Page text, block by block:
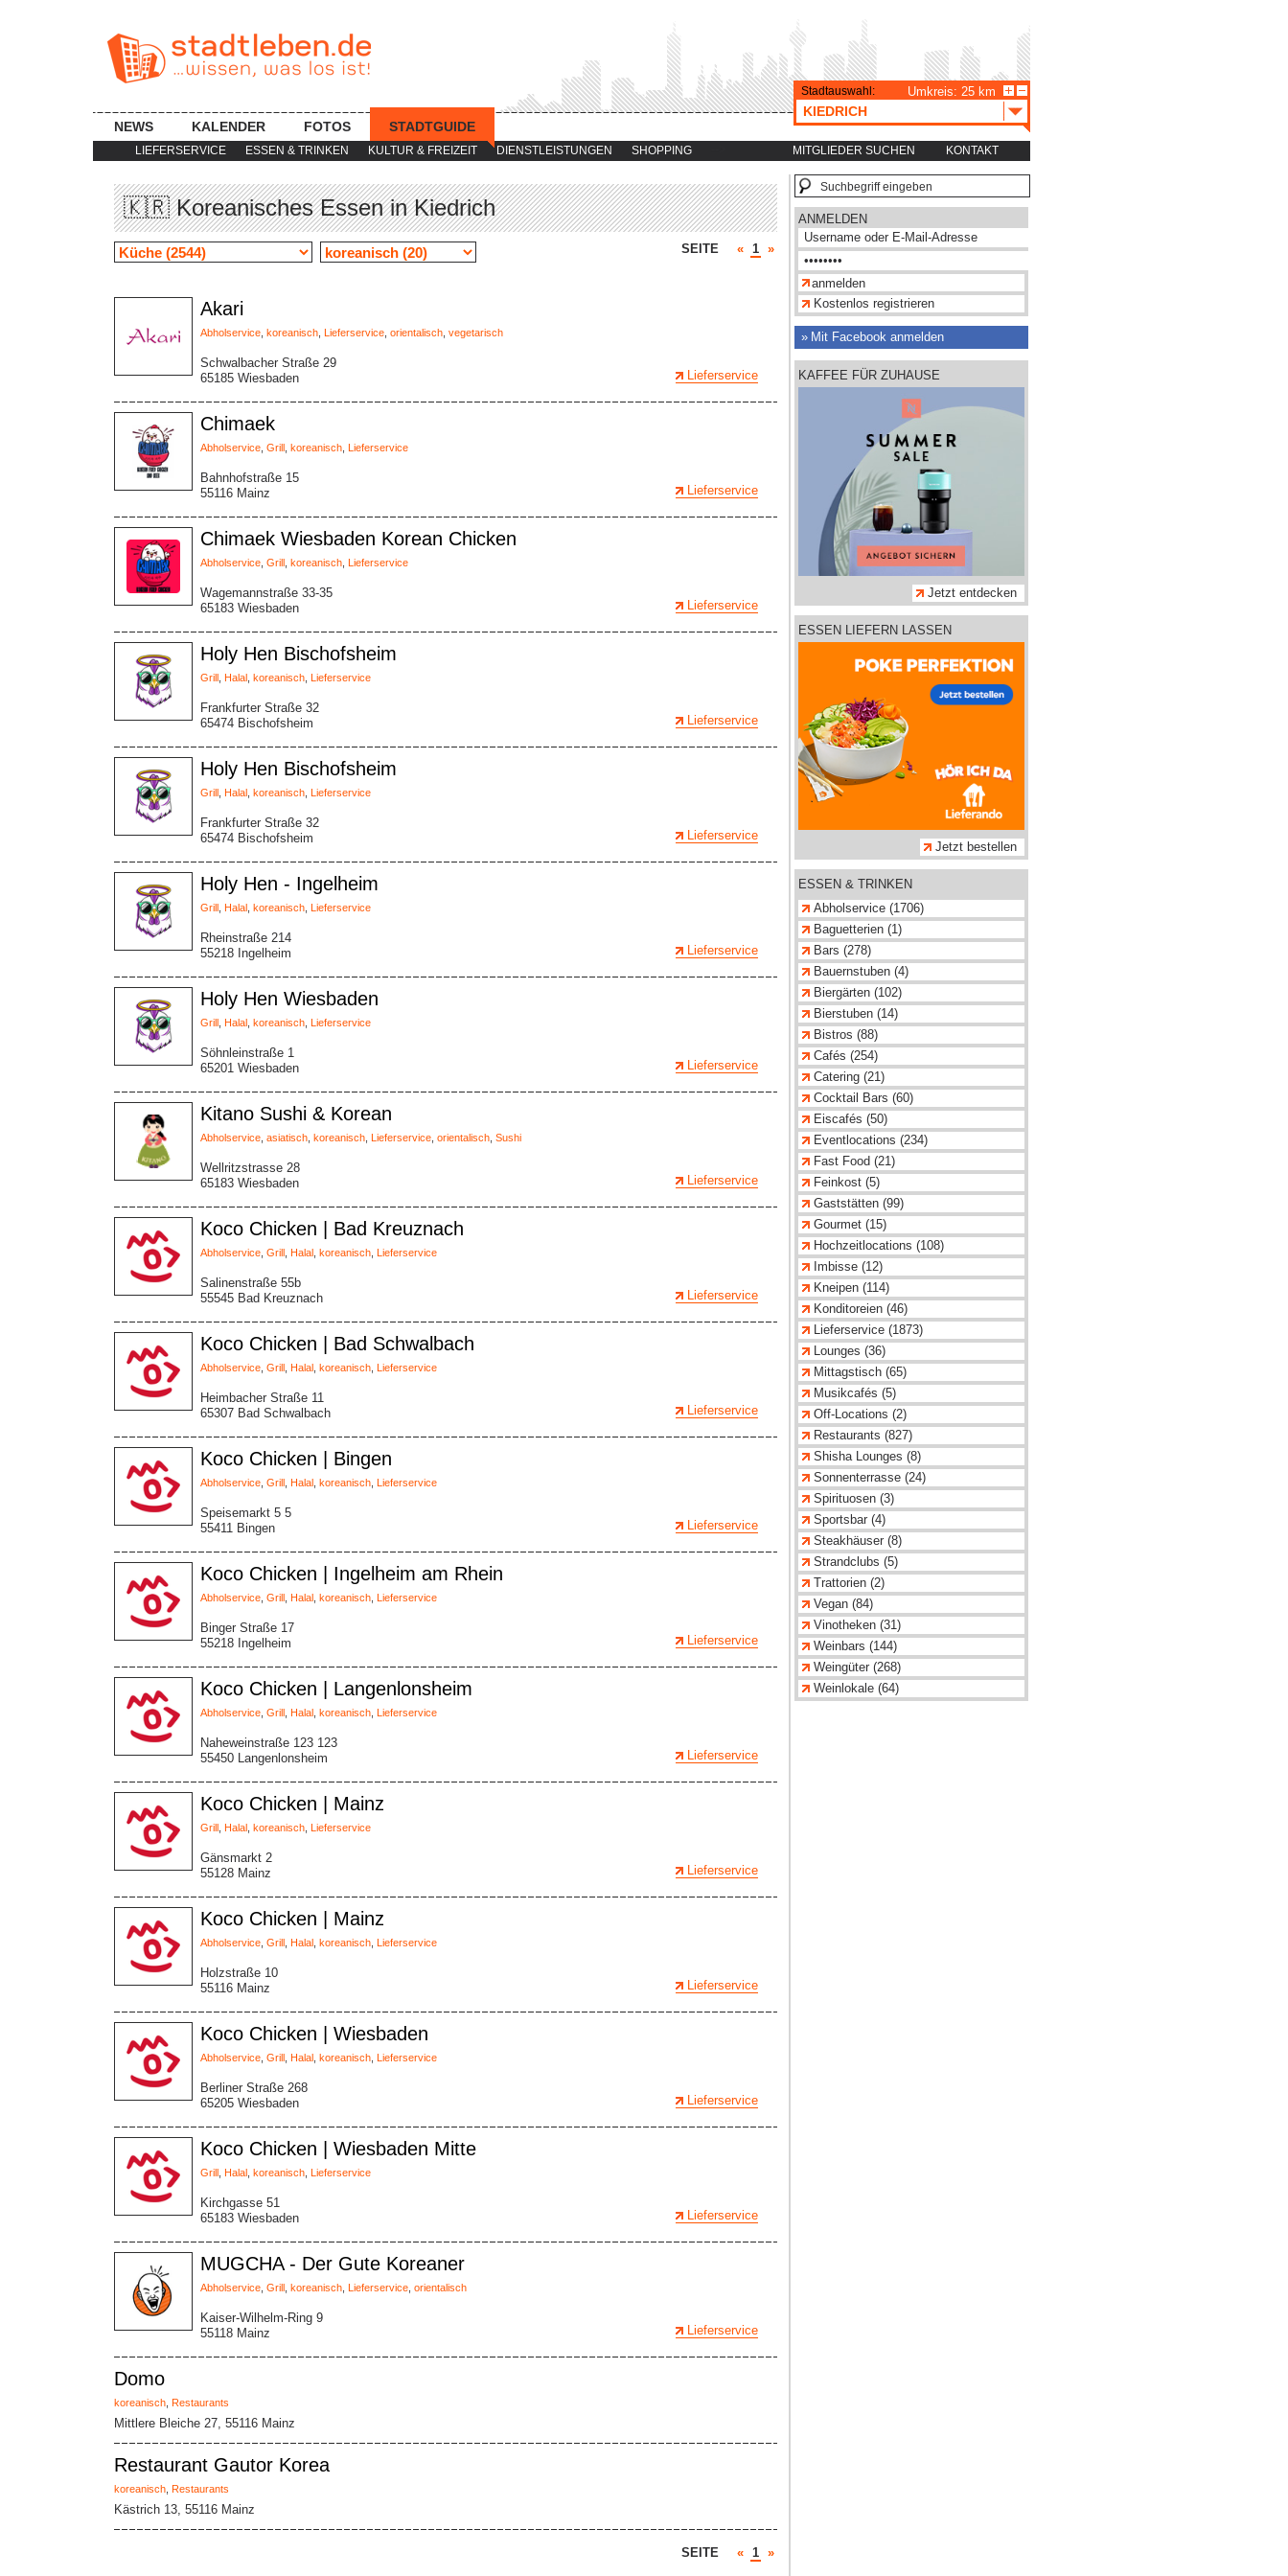
LIEFERSERVICE ESSEN & TRINKEN KULTUR & FREIZEIT DIENSTLEISTUNGEN SHOPPING MITGLIEDER SUCHEN KONTAKT
NEWS KALENDER FOTOS STADTGUIDE
Stadtauswahl: Umkreis: 25 km
KIEDRICH
🇰🇷 Koreanisches Essen in Kiedrich
SEITE « 1 »
Akari
Abholservice koreanisch Lieferservice orientalisch vegetarisch
Schwalbacher Straße 29
65185 Wiesbaden
Lieferservice
Chimaek
Abholservice Grill koreanisch Lieferservice
Bahnhofstraße 15
55116 Mainz
Lieferservice
Chimaek Wiesbaden Korean Chicken
Abholservice Grill koreanisch Lieferservice
Wagemannstraße 33-35
65183 Wiesbaden
Lieferservice
Holy Hen Bischofsheim
Grill Halal koreanisch Lieferservice
Frankfurter Straße 32
65474 Bischofsheim
Lieferservice
Holy Hen Bischofsheim
Grill Halal koreanisch Lieferservice
Frankfurter Straße 32
65474 Bischofsheim
Lieferservice
Holy Hen - Ingelheim
Grill Halal koreanisch Lieferservice
Rheinstraße 214
55218 Ingelheim
Lieferservice
Holy Hen Wiesbaden
Grill Halal koreanisch Lieferservice
Söhnleinstraße 1
65201 Wiesbaden
Lieferservice
Kitano Sushi & Korean
Abholservice asiatisch koreanisch Lieferservice orientalisch Sushi
Wellritzstrasse 28
65183 Wiesbaden
Lieferservice
Koco Chicken | Bad Kreuznach
Abholservice Grill Halal koreanisch Lieferservice
Salinenstraße 55b
55545 Bad Kreuznach
Lieferservice
Koco Chicken | Bad Schwalbach
Abholservice Grill Halal koreanisch Lieferservice
Heimbacher Straße 11
65307 Bad Schwalbach
Lieferservice
Koco Chicken | Bingen
Abholservice Grill Halal koreanisch Lieferservice
Speisemarkt 5 5
55411 Bingen
Lieferservice
Koco Chicken | Ingelheim am Rhein
Abholservice Grill Halal koreanisch Lieferservice
Binger Straße 17
55218 Ingelheim
Lieferservice
Koco Chicken | Langenlonsheim
Abholservice Grill Halal koreanisch Lieferservice
Naheweinstraße 123 123
55450 Langenlonsheim
Lieferservice
Koco Chicken | Mainz
Grill Halal koreanisch Lieferservice
Gänsmarkt 2
55128 Mainz
Lieferservice
Koco Chicken | Mainz
Abholservice Grill Halal koreanisch Lieferservice
Holzstraße 10
55116 Mainz
Lieferservice
Koco Chicken | Wiesbaden
Abholservice Grill Halal koreanisch Lieferservice
Berliner Straße 268
65205 Wiesbaden
Lieferservice
Koco Chicken | Wiesbaden Mitte
Grill Halal koreanisch Lieferservice
Kirchgasse 51
65183 Wiesbaden
Lieferservice
MUGCHA - Der Gute Koreaner
Abholservice Grill koreanisch Lieferservice orientalisch
Kaiser-Wilhelm-Ring 9
55118 Mainz
Lieferservice
Domo
koreanisch Restaurants
Mittlere Bleiche 27, 55116 Mainz
Restaurant Gautor Korea
koreanisch Restaurants
Kästrich 13, 55116 Mainz
SEITE « 1 »
ANMELDEN
Kostenlos registrieren
Mit Facebook anmelden
KAFFEE FÜR ZUHAUSE
Jetzt entdecken
ESSEN LIEFERN LASSEN
Jetzt bestellen
ESSEN & TRINKEN
Abholservice (1706)
Baguetterien (1)
Bars (278)
Bauernstuben (4)
Biergärten (102)
Bierstuben (14)
Bistros (88)
Cafés (254)
Catering (21)
Cocktail Bars (60)
Eiscafés (50)
Eventlocations (234)
Fast Food (21)
Feinkost (5)
Gaststätten (99)
Gourmet (15)
Hochzeitlocations (108)
Imbisse (12)
Kneipen (114)
Konditoreien (46)
Lieferservice (1873)
Lounges (36)
Mittagstisch (65)
Musikcafés (5)
Off-Locations (2)
Restaurants (827)
Shisha Lounges (8)
Sonnenterrasse (24)
Spirituosen (3)
Sportsbar (4)
Steakhäuser (8)
Strandclubs (5)
Trattorien (2)
Vegan (84)
Vinotheken (31)
Weinbars (144)
Weingüter (268)
Weinlokale (64)